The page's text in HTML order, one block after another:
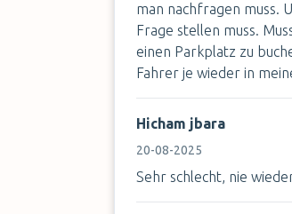
man nachfragen muss.
Frage stellen muss.
einen Parkplatz zu
Fahrer je wieder in
Hicham jbara
20-08-2025
Sehr schlecht, nie